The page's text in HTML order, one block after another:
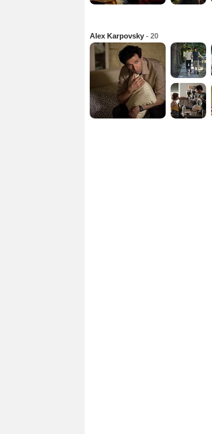
Alex Karpovsky - 20